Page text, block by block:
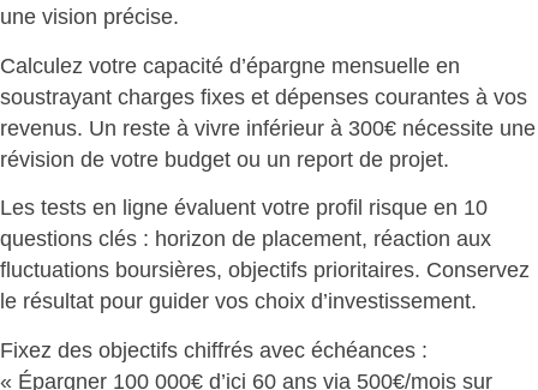
une vision précise.
Calculez votre capacité d’épargne mensuelle en
soustrayant charges fixes et dépenses courantes à vos
revenus. Un reste à vivre inférieur à 300€ nécessite une
révision de votre budget ou un report de projet.
Les tests en ligne évaluent votre profil risque en 10
questions clés : horizon de placement, réaction aux
fluctuations boursières, objectifs prioritaires. Conservez
le résultat pour guider vos choix d’investissement.
Fixez des objectifs chiffrés avec échéances :
« Épargner 100 000€ d’ici 60 ans via 500€/mois sur